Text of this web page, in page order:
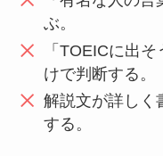
ぶ。
「TOEICに出
けで判断する。
解説文が詳しく
する。